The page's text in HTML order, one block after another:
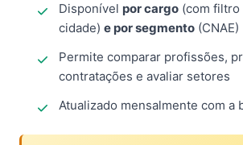
Disponível por cargo (com filtro
cidade) e por segmento (CNAE)
Permite comparar profissões,
contratações e avaliar setores
Atualizado mensalmente com a